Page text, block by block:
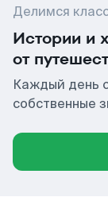
Делимся
Истории и
от
Каждый день
собственные